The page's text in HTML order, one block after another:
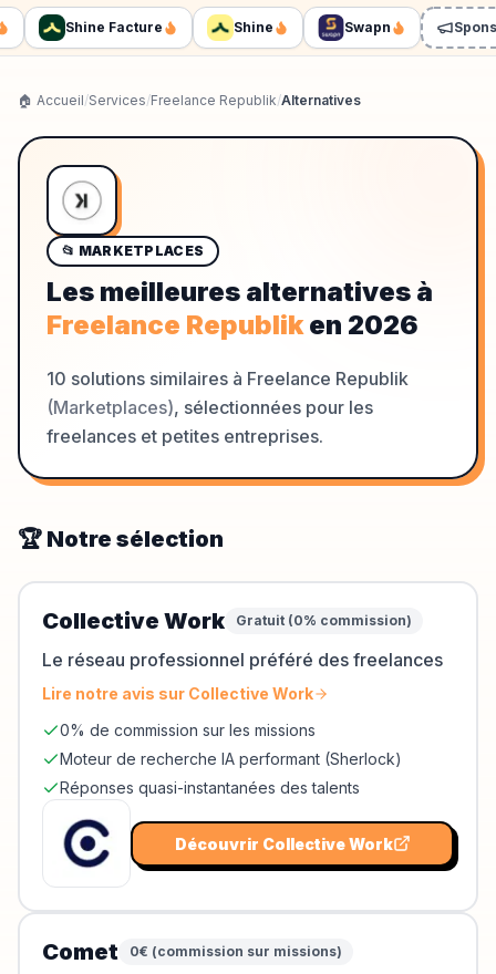
Shine Facture Shine Swapn
🏠 Accueil/Services/Freelance Republik/Alternatives
📂 MARKETPLACES
Les meilleures alternatives à
Freelance Republiken 2026
10 solutions similaires à Freelance Republik
(Marketplaces), sélectionnées pour les
freelances et petites entreprises.
🏆 Notre sélection
Collective Work Gratuit (0% commission)
Le réseau professionnel préféré des freelances
Lire notre avis sur Collective Work
0% de commission sur les missions
Moteur de recherche IA performant (Sherlock)
Réponses quasi-instantanées des talents
Découvrir Collective Work
Comet 0€ (commission sur missions)